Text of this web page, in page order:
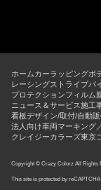
ホームカーラッピングボ
レーシングストライプバ
プロテクションフィルム
ニュース＆サービス施工
看板デザイン/取付/自動
法人向け車両マーキング
クレイジーカラーズ東京
Copyright © Crazy Colorz All Rights
This site is protected by reCAPTCHA